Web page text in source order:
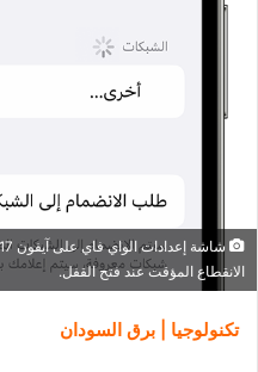
الانقطاع المؤقت عند فتح القفل.
تكنولوجيا | برق السودان